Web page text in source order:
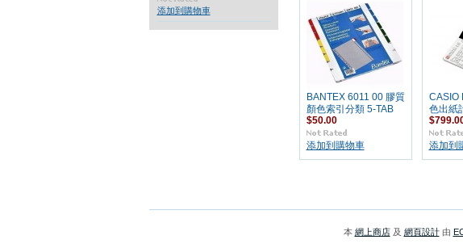
添加到購物車
BANTEX 6011 00 膠質
顏色索引分類 5-TAB
$50.00
添加到購物車
CASIO
色出紙
添加到
本 網上商店 及 網頁設計由